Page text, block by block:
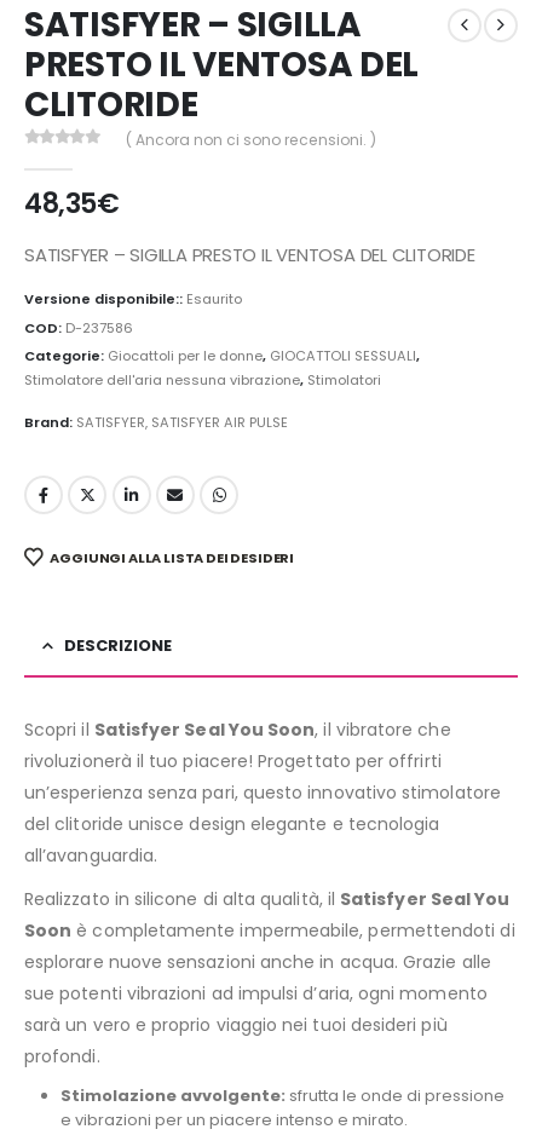
SATISFYER – SIGILLA
PRESTO IL VENTOSA DEL
CLITORIDE
( Ancora non ci sono recensioni. )
48,35€
SATISFYER – SIGILLA PRESTO IL VENTOSA DEL CLITORIDE
Versione disponibile:: Esaurito
COD: D-237586
Categorie: Giocattoli per le donne, GIOCATTOLI SESSUALI,
Stimolatore dell'aria nessuna vibrazione, Stimolatori
Brand: SATISFYER, SATISFYER AIR PULSE
AGGIUNGI ALLA LISTA DEI DESIDERI
DESCRIZIONE
Scopri il Satisfyer Seal You Soon, il vibratore che
rivoluzionerà il tuo piacere! Progettato per offrirti
un’esperienza senza pari, questo innovativo stimolatore
del clitoride unisce design elegante e tecnologia
all’avanguardia.
Realizzato in silicone di alta qualità, il Satisfyer Seal You
Soon è completamente impermeabile, permettendoti di
esplorare nuove sensazioni anche in acqua. Grazie alle
sue potenti vibrazioni ad impulsi d’aria, ogni momento
sarà un vero e proprio viaggio nei tuoi desideri più
profondi.
Stimolazione avvolgente: sfrutta le onde di pressione
e vibrazioni per un piacere intenso e mirato.